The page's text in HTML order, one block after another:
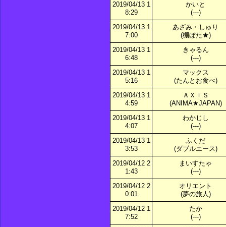
2019/04/13 1
8:29
かいと
(---)
2019/04/13 1
7:00
あざみ・しゅり
(棚ぼた★)
2019/04/13 1
6:48
きゃるん
(---)
2019/04/13 1
5:16
マックス
(たんとお食べ)
2019/04/13 1
4:59
ＡＸＩＳ
(ANIMA★JAPAN)
2019/04/13 1
4:07
わかじし
(---)
2019/04/13 1
3:53
ふくだ
(ダブルエース)
2019/04/12 2
1:43
まいすたゃ
(---)
2019/04/12 2
0:01
オリエント
(夢の旅人)
2019/04/12 1
7:52
たか
(---)